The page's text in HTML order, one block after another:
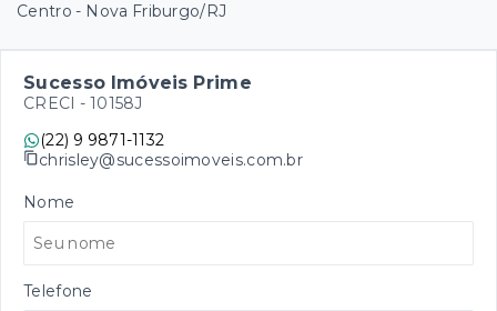
Centro - Nova Friburgo/RJ
Sucesso Imóveis Prime
CRECI - 10158J
(22) 9 9871-1132
chrisley@sucessoimoveis.com.br
Nome
Telefone